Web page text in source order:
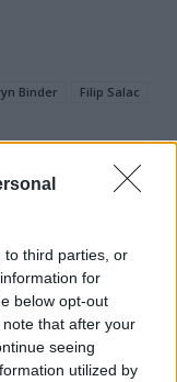
to third parties, or
for
below opt-out
that after your
seeing
utilized by
Binder
Filip Salac
Következő cikk
Marc Márqueztől,
kiütötte ellenfelét, aki
megsérült (videó)